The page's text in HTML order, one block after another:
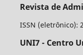
Revista de
ISSN (eletrônico):
UNI7 - Centro